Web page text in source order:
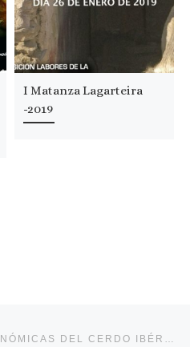
I Matanza Lagarteira
-2019
XIX JORNADAS GASTRONÓMICAS DEL CERDO IBÉRICO DE MONTÁNCHEZ -2019